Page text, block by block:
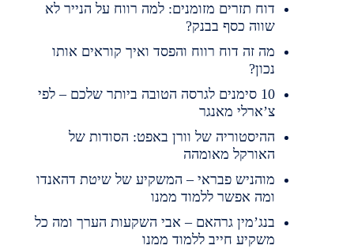
דוח תזרים מזומנים: למה רווח על הנייר לא
שווה כסף בבנק?
מה זה דוח רווח והפסד ואיך קוראים אותו
נכון?
10 סימנים לגרסה הטובה ביותר שלכם – לפי
צ’ארלי מאנגר
ההיסטוריה של וורן באפט: הסודות של
האורקל מאומהה
מוהניש פבראי – המשקיע של שיטת דהאנדו
ומה אפשר ללמוד ממנו
בנג’מין גרהאם – אבי השקעות הערך ומה כל
משקיע חייב ללמוד ממנו